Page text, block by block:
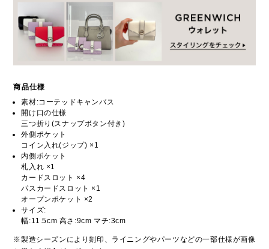
商品仕様
素材:コーテッドキャンバス
開け口の仕様
三つ折り(スナップボタン付き)
外側ポケット
コイン入れ(ジップ) ×1
内側ポケット
札入れ ×1
カードスロット ×4
パスカードスロット ×1
オープンポケット ×2
サイズ:
幅:11.5cm 高さ:9cm マチ:3cm
※製造シーズンにより刻印、ライニングやパーツなどの一部仕様が画像